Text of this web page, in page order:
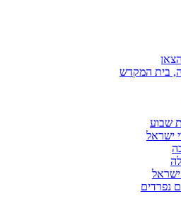
בית המקדש
שבוע
ישראל
נפרדים